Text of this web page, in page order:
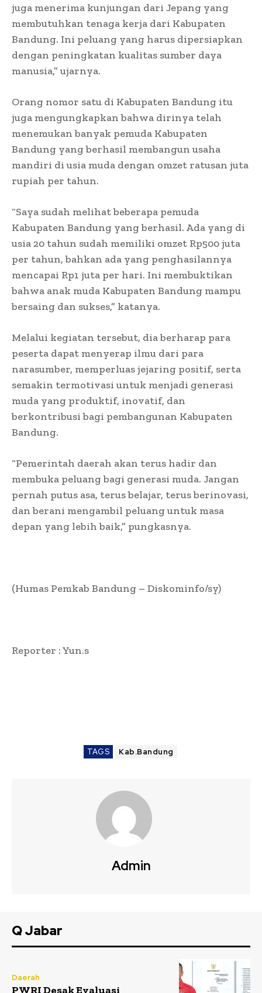
juga menerima kunjungan dari Jepang yang
membutuhkan tenaga kerja dari Kabupaten
Bandung. Ini peluang yang harus dipersiapkan
dengan peningkatan kualitas sumber daya
manusia,” ujarnya.
Orang nomor satu di Kabupaten Bandung itu
juga mengungkapkan bahwa dirinya telah
menemukan banyak pemuda Kabupaten
Bandung yang berhasil membangun usaha
mandiri di usia muda dengan omzet ratusan juta
rupiah per tahun.
“Saya sudah melihat beberapa pemuda
Kabupaten Bandung yang berhasil. Ada yang di
usia 20 tahun sudah memiliki omzet Rp500 juta
per tahun, bahkan ada yang penghasilannya
mencapai Rp1 juta per hari. Ini membuktikan
bahwa anak muda Kabupaten Bandung mampu
bersaing dan sukses,” katanya.
Melalui kegiatan tersebut, dia berharap para
peserta dapat menyerap ilmu dari para
narasumber, memperluas jejaring positif, serta
semakin termotivasi untuk menjadi generasi
muda yang produktif, inovatif, dan
berkontribusi bagi pembangunan Kabupaten
Bandung.
“Pemerintah daerah akan terus hadir dan
membuka peluang bagi generasi muda. Jangan
pernah putus asa, terus belajar, terus berinovasi,
dan berani mengambil peluang untuk masa
depan yang lebih baik,” pungkasnya.
(Humas Pemkab Bandung – Diskominfo/sy)
Reporter : Yun.s
TAGS Kab.Bandung
Admin
Q Jabar
Daerah
PWRI Desak Evaluasi